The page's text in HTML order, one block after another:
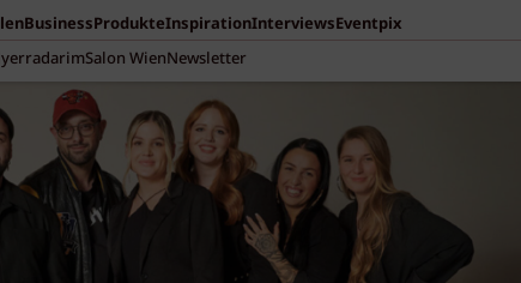
BusinessProdukteInspirationInterviewsEventpix
imSalon WienNewsletter